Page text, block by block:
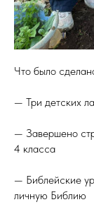
Что было
— Три детских
— Завершено
4 класса
— Библейские
личную Библию